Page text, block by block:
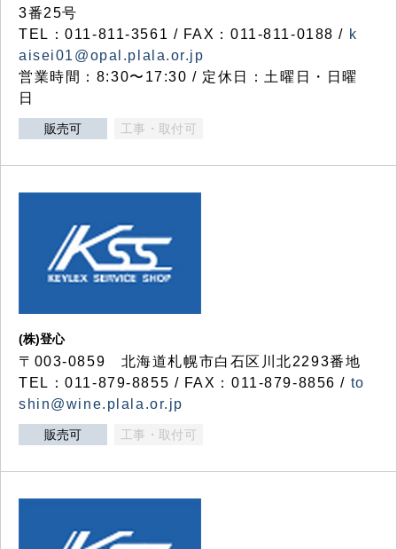
3番25号
TEL：011-811-3561 / FAX：011-811-0188 / k
aisei01@opal.plala.or.jp
営業時間：8:30〜17:30 / 定休日：土曜日・日曜
日
販売可 工事・取付可
(株)登心
〒003-0859 北海道札幌市白石区川北2293番地
TEL：011-879-8855 / FAX：011-879-8856 / to
shin@wine.plala.or.jp
販売可 工事・取付可